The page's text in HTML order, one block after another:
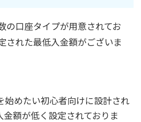
の口座タイプが用意されてお
された最低入金額がございま
始めたい初心者向けに設計され
金額が低く設定されておりま